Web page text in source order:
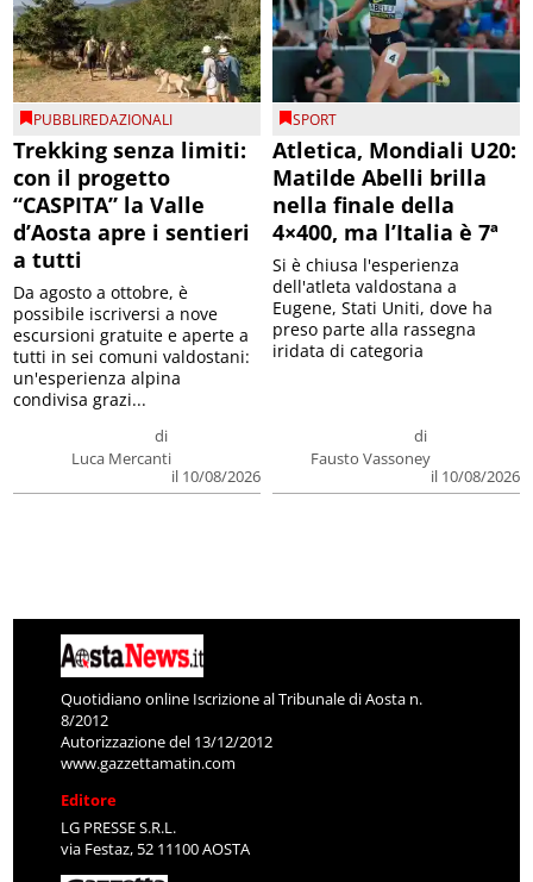
PUBBLIREDAZIONALI
Trekking senza limiti:
con il progetto
“CASPITA” la Valle
d’Aosta apre i sentieri
a tutti
di
Luca Mercanti
il 10/08/2026
Da agosto a ottobre, è
possibile iscriversi a nove
escursioni gratuite e aperte a
tutti in sei comuni valdostani:
un'esperienza alpina
condivisa grazi...
SPORT
Atletica, Mondiali U20:
Matilde Abelli brilla
nella finale della
4×400, ma l’Italia è 7ª
di
Fausto Vassoney
il 10/08/2026
Si è chiusa l'esperienza
dell'atleta valdostana a
Eugene, Stati Uniti, dove ha
preso parte alla rassegna
iridata di categoria
Quotidiano online Iscrizione al Tribunale di Aosta n.
8/2012
Autorizzazione del 13/12/2012
www.gazzettamatin.com
Editore
LG PRESSE S.R.L.
via Festaz, 52 11100 AOSTA